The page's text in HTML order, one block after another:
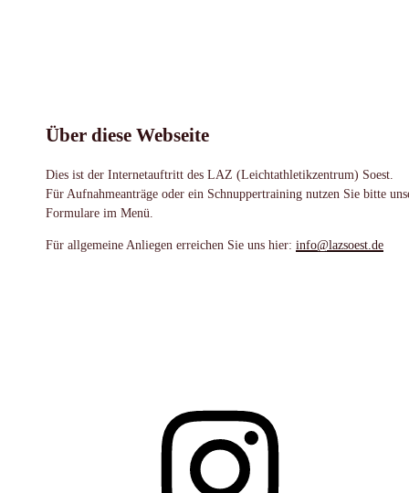
Über diese Webseite
Dies ist der Internetauftritt des LAZ (Leichtathletikzentrum) Soest.
Für Aufnahmeanträge oder ein Schnuppertraining nutzen Sie bitte
Formulare im Menü.
Für allgemeine Anliegen erreichen Sie uns hier: info@lazsoest.de